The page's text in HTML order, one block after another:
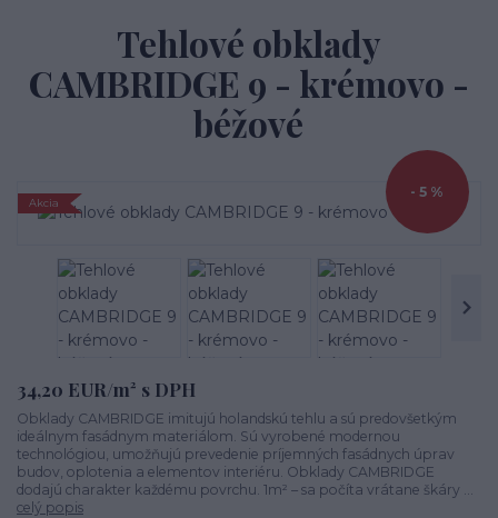
Tehlové obklady
CAMBRIDGE 9 - krémovo -
béžové
Akcia
- 5 %
34,20 EUR/m² s DPH
Obklady CAMBRIDGE imitujú holandskú tehlu a sú predovšetkým
ideálnym fasádnym materiálom. Sú vyrobené modernou
technológiou, umožňujú prevedenie príjemných fasádnych úprav
budov, oplotenia a elementov interiéru. Obklady CAMBRIDGE
dodajú charakter každému povrchu. 1m² – sa počíta vrátane škáry ...
celý popis